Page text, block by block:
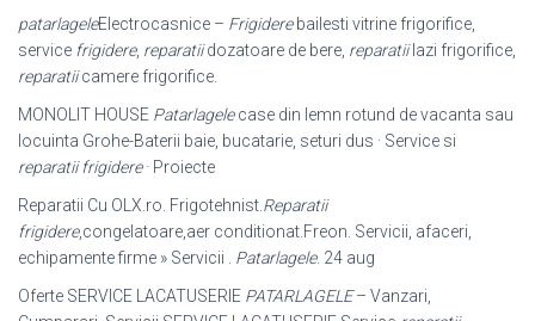
patarlageleElectrocasnice – Frigiderebailesti vitrine frigorifice,
service frigidere, reparatiidozatoare de bere, reparatiilazi frigorifice,
reparatiicamere frigorifice.
MONOLIT HOUSE Patarlagelecase din lemn rotund de vacanta sau
locuinta Grohe-Baterii baie, bucatarie, seturi dus · Service si
reparatii frigidere· Proiecte
Reparatii Cu OLX.ro. Frigotehnist. Reparatii
frigidere,congelatoare,aer conditionat.Freon. Servicii, afaceri,
echipamente firme » Servicii . Patarlagele. 24 aug
Oferte SERVICE LACATUSERIE PATARLAGELE– Vanzari,